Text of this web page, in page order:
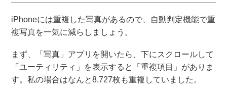
iPhoneには重複した写真があるので、自動判定機能で重
複写真を一気に減らしましょう。
まず、「写真」アプリを開いたら、下にスクロールして
「ユーティリティ」を表示すると「重複項目」がありま
す。私の場合はなんと8,727枚も重複していました。